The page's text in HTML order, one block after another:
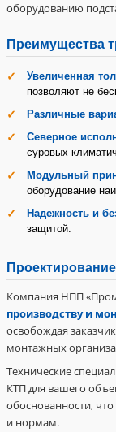
оборудованию
Преимущества
Увеличенная
позволяют не
Различные
Северное
суровых
Модульный
оборудование
Надежность и
защитой.
Компания НПП
производству и
освобождая
монтажных
Технические
КТП для вашего
обоснованности,
и нормам.